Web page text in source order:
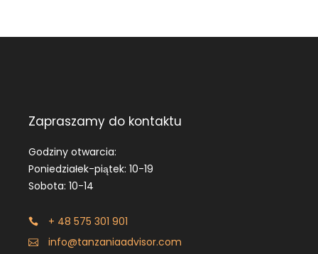
Zapraszamy do kontaktu
Godziny otwarcia:
Poniedziałek-piątek: 10-19
Sobota: 10-14
+ 48 575 301 901
info@tanzaniaadvisor.com